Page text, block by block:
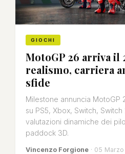
GIOCHI
MotoGP 26 arriva il
realismo, carriera
sfide
Milestone annuncia MotoGP
su PS5, Xbox, Switch,
valutazioni dinamiche dei
paddock 3D.
Vincenzo Forgione · 05